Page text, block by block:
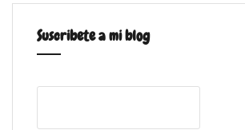
Suscribete a mi blog